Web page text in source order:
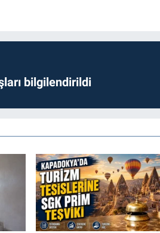
bilgilendirildi